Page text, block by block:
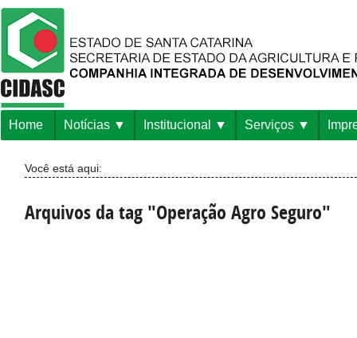
Home Notícias Institucional Serviços
Você está aqui:
Arquivos da tag "Operação Agro Seguro"